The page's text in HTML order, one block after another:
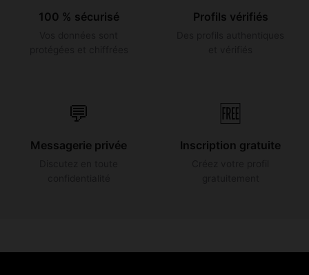
100 % sécurisé Profils vérifiés
💬
Messagerie privée
🆓
Inscription gratuite